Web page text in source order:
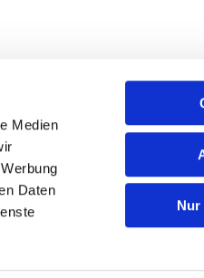
Medien
Daten
Nur
0 pfarramt@sankt-